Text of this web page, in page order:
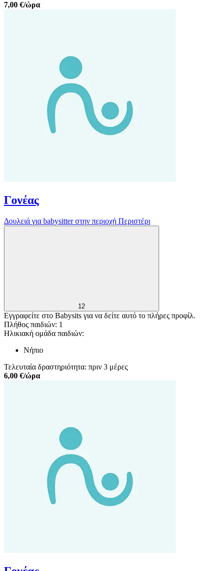
7,00 €/ώρα
Γονέας
Δουλειά για babysitter στην περιοχή Περιστέρι
12
Εγγραφείτε στο Babysits για να δείτε αυτό το πλήρες προφίλ.
Πλήθος παιδιών: 1
Ηλικιακή ομάδα παιδιών:
Νήπιο
Τελευταία δραστηριότητα: πριν 3 μέρες
6,00 €/ώρα